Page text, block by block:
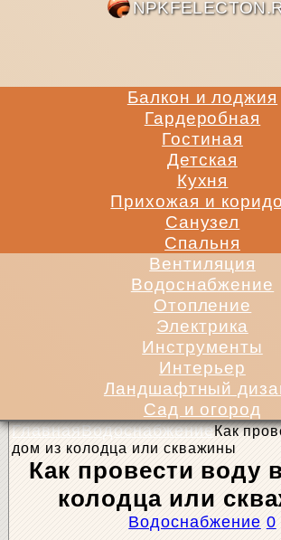
Балкон и лоджия
Гардеробная
Гостиная
Детская
Кухня
Прихожая и
Санузел
Спальня
Вентиляция
Водоснабжение
Отопление
Электрика
Инструменты
Интерьер
Ландшафтный
Сад и огород
ГлавнаяВодоснабжениеКак
дом из колодца или скважины
Как провести воду
колодца или
Водоснабжение 0